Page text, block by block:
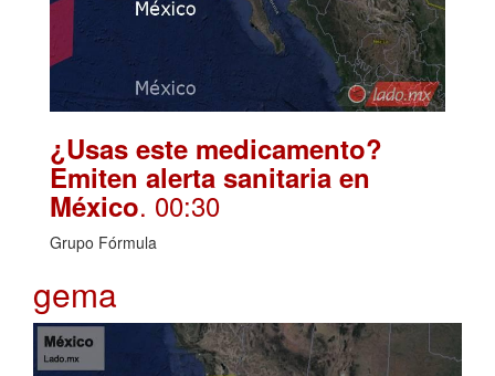
¿Usas este medicamento?
Emiten alerta sanitaria en
México. 00:30
Grupo Fórmula
gema